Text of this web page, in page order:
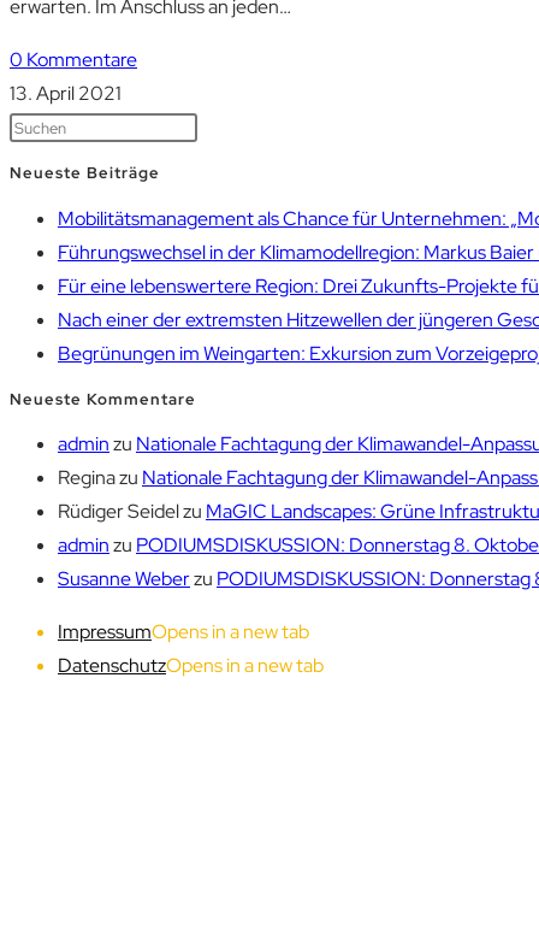
erwarten. Im Anschluss an jeden…
0 Kommentare
13. April 2021
Neueste Beiträge
Mobilitätsmanagement als Chance für Unternehmen:
Führungswechsel in der Klimamodellregion: Markus
Für eine lebenswertere Region: Drei Zukunfts-Projekte
Nach einer der extremsten Hitzewellen der jüngeren
Begrünungen im Weingarten: Exkursion zum
Neueste Kommentare
adminzu Nationale Fachtagung der Klimawandel-
Reginazu Nationale Fachtagung der Klimawandel-
Rüdiger Seidelzu MaGIC Landscapes: Grüne
adminzu PODIUMSDISKUSSION: Donnerstag 8.
Susanne Weberzu PODIUMSDISKUSSION: Donnerstag
ImpressumOpens in a new tab
DatenschutzOpens in a new tab